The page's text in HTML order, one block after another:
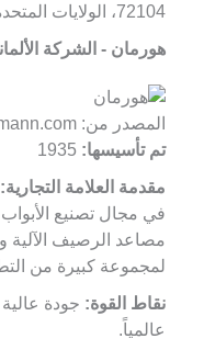
72104، الولايات المتحدة الأمريكية
هورمان - الشركة
المصدر من: hoermann.com
تم تأسيسها:
مقدمة العلامة التجارية:
في مجال تصنيع
مصاعد الرصيف الآلية
لمجموعة كبيرة من
نقاط القوة: جودة
عالمياً.